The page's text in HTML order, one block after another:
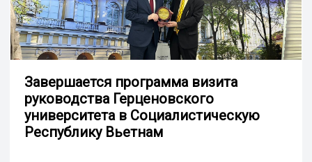
Завершается программа визита
руководства Герценовского
университета в Социалистическую
Республику Вьетнам